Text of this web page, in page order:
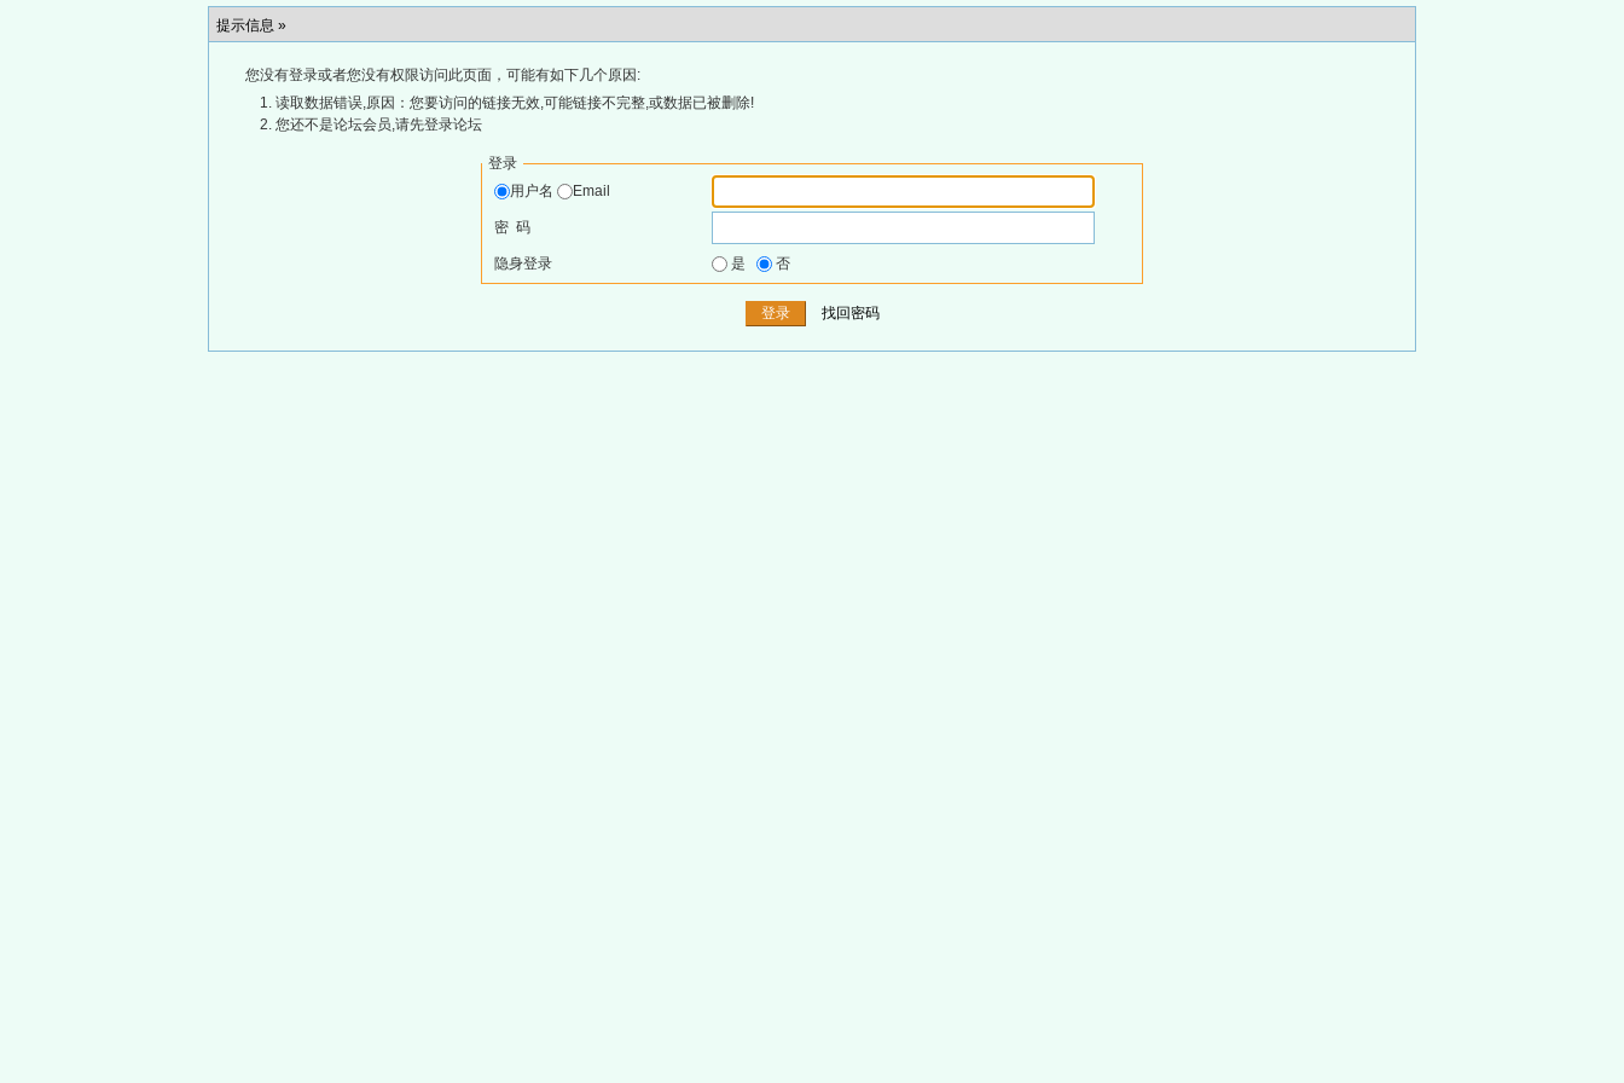
提示信息 »
您没有登录或者您没有权限访问此页面，可能有如下几个原因:
读取数据错误,原因：您要访问的链接无效,可能链接不完整,或数据已被删除!
您还不是论坛会员,请先登录论坛
登录
用户名
Email
密 码
隐身登录 是 否
找回密码